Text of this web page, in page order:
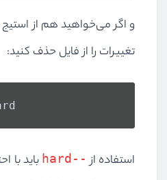
و اگر می‌خواهید هم از
تغییرات را از فایل حذف کنید:
استفاده از --hard
باید با